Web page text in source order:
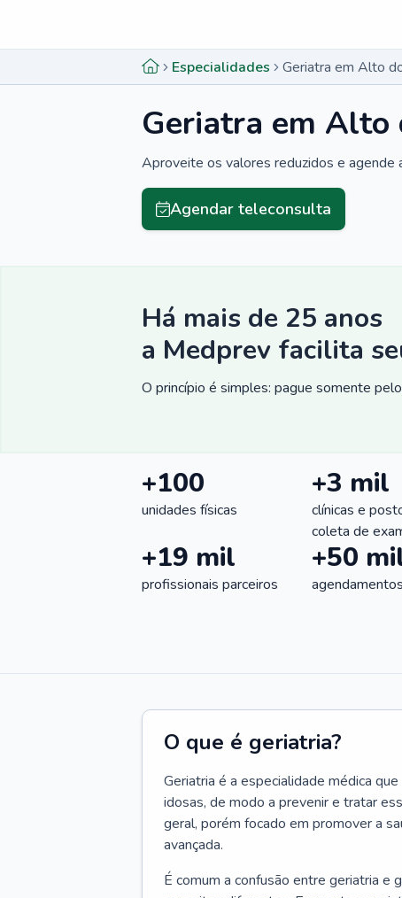
Especialidades Geriatra em Alto
Geriatra em Alto
Aproveite os valores reduzidos e agende
Agendar teleconsulta
Há mais de 25 anos
a Medprev facilita
O princípio é simples: pague somente
+100
unidades físicas
+3 mil
clínicas e
coleta de
+19 mil
profissionais parceiros
+50
O que é geriatria?
Geriatria é a especialidade médica
idosas, de modo a prevenir e tratar
geral, porém focado em promover a
avançada.
É comum a confusão entre geriatria